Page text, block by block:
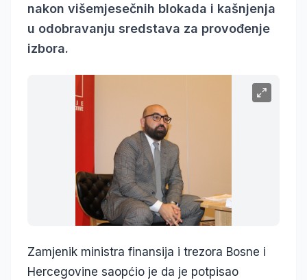
nakon višemjesečnih blokada i kašnjenja
u odobravanju sredstava za provođenje
izbora.
Zamjenik ministra finansija i trezora Bosne i
Hercegovine saopćio je da je potpisao